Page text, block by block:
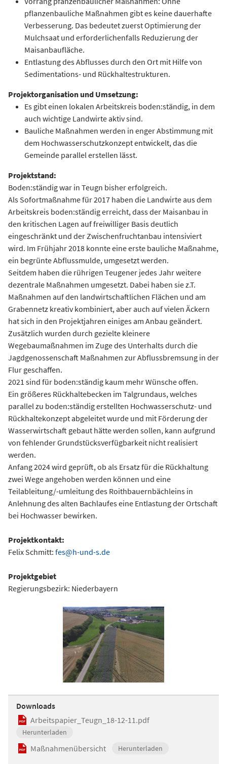
pflanzenbauliche Maßnahmen gibt es keine dauerhafte
Verbesserung. Das bedeutet zuerst Optimierung der
Mulchsaat und erforderlichenfalls Reduzierung der
Maisanbaufläche.
Entlastung des Abflusses durch den Ort mit Hilfe von
Sedimentations- und Rückhaltestrukturen.
Projektorganisation und Umsetzung:
Es gibt einen lokalen Arbeitskreis boden:ständig, in dem
auch wichtige Landwirte aktiv sind.
Bauliche Maßnahmen werden in enger Abstimmung mit
dem Hochwasserschutzkonzept entwickelt, das die
Gemeinde parallel erstellen lässt.
Projektstand:
Boden:ständig war in Teugn bisher erfolgreich.
Als Sofortmaßnahme für 2017 haben die Landwirte aus dem
Arbeitskreis boden:ständig erreicht, dass der Maisanbau in
den kritischen Lagen auf freiwilliger Basis deutlich
eingeschränkt und der Zwischenfruchtanbau intensiviert
wird. Im Frühjahr 2018 konnte eine erste bauliche Maßnahme,
ein begrünte Abflussmulde, umgesetzt werden.
Seitdem haben die rührigen Teugener jedes Jahr weitere
dezentrale Maßnahmen umgesetzt. Dabei haben sie z.T.
Maßnahmen auf den landwirtschaftlichen Flächen und am
Grabennetz kreativ kombiniert, aber auch auf vielen Äckern
hat sich in den Projektjahren einiges am Anbau geändert.
Zusätzlich wurden durch gezielte kleinere
Wegebaumaßnahmen im Zuge des Unterhalts durch die
Jagdgenossenschaft Maßnahmen zur Abflussbremsung in der
Flur geschaffen.
2021 sind für boden:ständig kaum mehr Wünsche offen.
Ein größeres Rückhaltebecken im Talgrundaus, welches
parallel zu boden:ständig erstellten Hochwasserschutz- und
Rückhaltekonzept abgeleitet wurde und mit Förderung der
Wasserwirtschaft gebaut hätte werden sollen, kann aufgrund
von fehlender Grundstücksverfügbarkeit nicht realisiert
werden.
Anfang 2024 wird geprüft, ob als Ersatz für die Rückhaltung
zwei Wege angehoben werden können und eine
Teilableitung/-umleitung des Roithbauernbächleins in
Anlehnung des alten Bachlaufes eine Entlastung der Ortschaft
bei Hochwasser bewirken.
Projektkontakt:
Felix Schmitt: fes@h-und-s.de
Projektgebiet
Regierungsbezirk: Niederbayern
Downloads
Arbeitspapier_Teugn_18-12-11.pdf
Herunterladen
Maßnahmenübersicht Herunterladen